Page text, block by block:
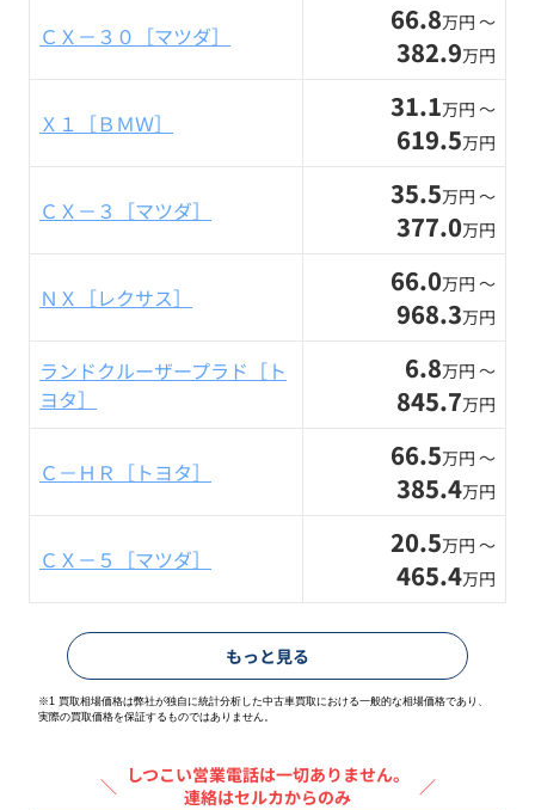
ＣＸ－３０［マツダ］ 66.8万円 〜
382.9万円
Ｘ１［ＢＭＷ］ 31.1万円 〜
619.5万円
ＣＸ－３［マツダ］ 35.5万円 〜
377.0万円
ＮＸ［レクサス］ 66.0万円 〜
968.3万円
ランドクルーザープラド［ト
ヨタ］
6.8万円 〜
845.7万円
Ｃ－ＨＲ［トヨタ］ 66.5万円 〜
385.4万円
ＣＸ－５［マツダ］ 20.5万円 〜
465.4万円
もっと見る
※1 買取相場価格は弊社が独自に統計分析した中古車買取における一般的な相場価格であり、
実際の買取価格を保証するものではありません。
＼ しつこい営業電話は一切ありません。
連絡はセルカからのみ
／